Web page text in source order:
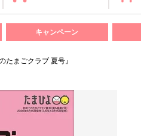
キャンペーン
まごクラブ 夏号』